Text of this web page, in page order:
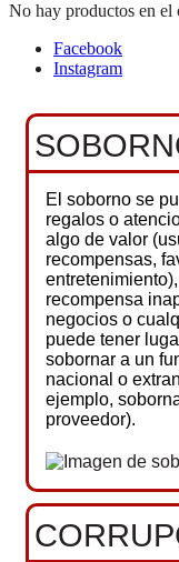
No hay productos en el
Facebook
Instagram
El soborno se
regalos o
algo de valor
recompensas,
recompensa
negocios o
puede tener
sobornar a un
nacional o
ejemplo,
proveedor).